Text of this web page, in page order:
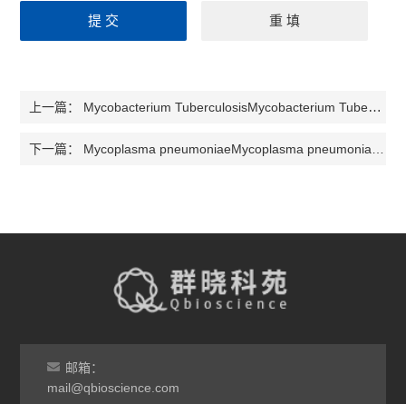
上一篇： Mycobacterium TuberculosisMycobacterium Tuberculosis 结核分枝杆菌检测试剂盒
下一篇： Mycoplasma pneumoniaeMycoplasma pneumoniae 肺炎支原体检测试剂盒
邮箱：
mail@qbioscience.com